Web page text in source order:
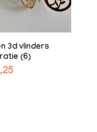
3d vlinders
(6)